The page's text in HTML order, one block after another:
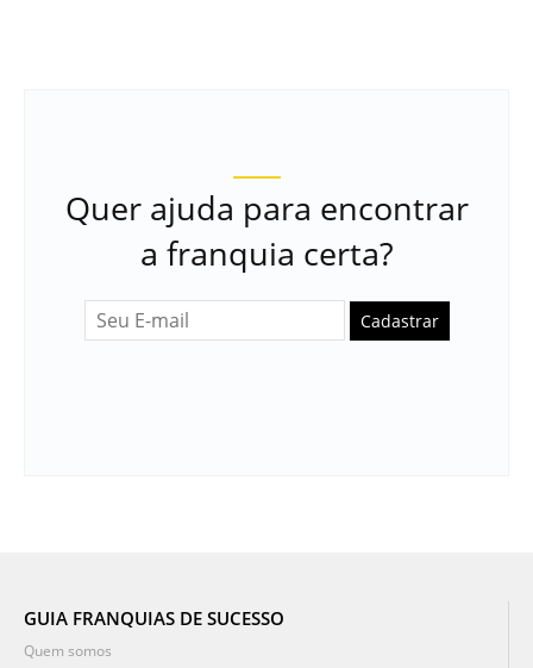
Quer ajuda para encontrar
a franquia certa?
Cadastrar
GUIA FRANQUIAS DE SUCESSO
Quem somos